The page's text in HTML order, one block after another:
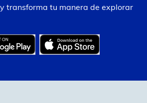
transforma tu manera de explorar